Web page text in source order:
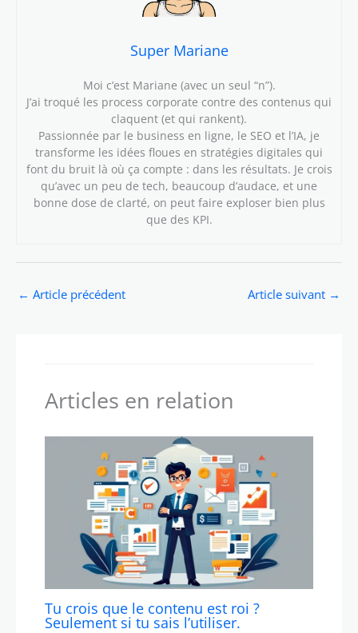
Super Mariane
Moi c’est Mariane (avec un seul “n”).
J’ai troqué les process corporate contre des contenus qui
claquent (et qui rankent).
Passionnée par le business en ligne, le SEO et l’IA, je
transforme les idées floues en stratégies digitales qui
font du bruit là où ça compte : dans les résultats. Je crois
qu’avec un peu de tech, beaucoup d’audace, et une
bonne dose de clarté, on peut faire exploser bien plus
que des KPI.
← Article précédent Article suivant →
Articles en relation
Tu crois que le contenu est roi ?
Seulement si tu sais l’utiliser.